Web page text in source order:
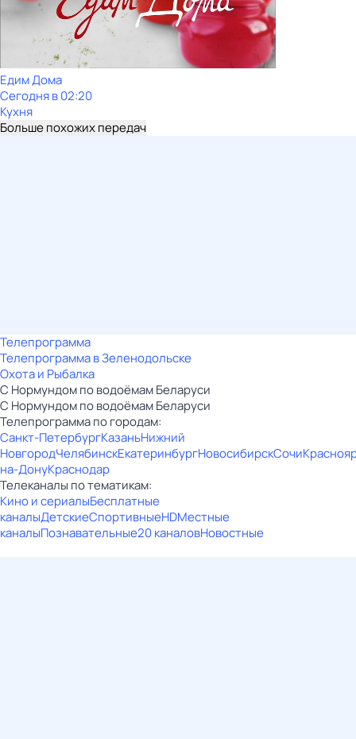
Едим Дома
Сегодня в 02:20
Кухня
Больше похожих передач
Телепрограмма
Телепрограмма в Зеленодольске
Охота и Рыбалка
С Нормундом по водоёмам Беларуси
С Нормундом по водоёмам Беларуси
Телепрограмма по городам:
Санкт-ПетербургКазаньНижний
НовгородЧелябинскЕкатеринбургНовосибирскСочи
на-ДонуКраснодар
Телеканалы по тематикам:
Кино и сериалыБесплатные
каналыДетскиеСпортивныеHDМестные
каналыПознавательные20 каналовНовостные